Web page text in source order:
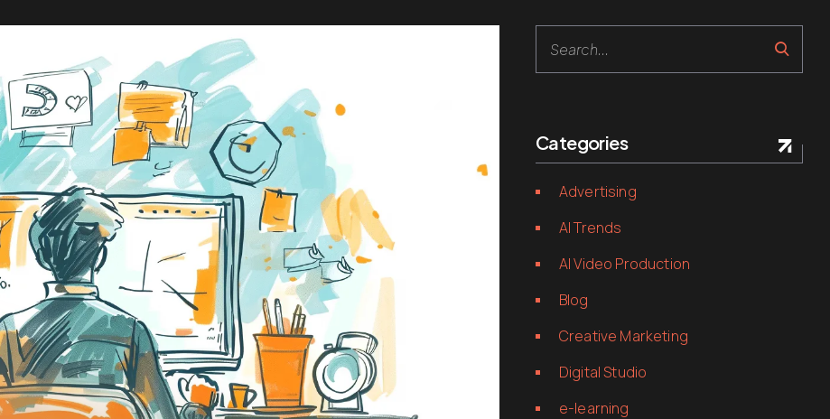
Search
Categories
Advertising
AI Trends
AI Video Production
Blog
Creative Marketing
Digital Studio
e-learning